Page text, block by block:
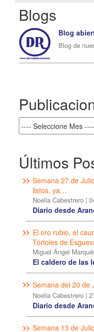
Blogs
Blog
Blog de
Últimos
Semana 27 de
listos, ya…
Noelia Cabestrero |
Diario desde
El oro rubio, el
Tórtoles de
Miguel Ángel
El caldero de las
Semana del 20 de
Noelia Cabestrero |
Diario desde
Semana 13 de